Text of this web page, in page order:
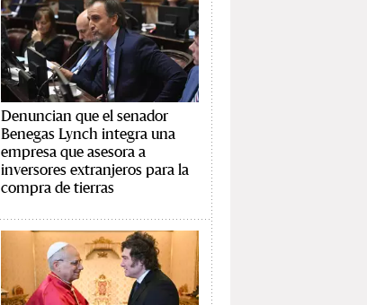
Denuncian que el senador
Benegas Lynch integra una
empresa que asesora a
inversores extranjeros para la
compra de tierras